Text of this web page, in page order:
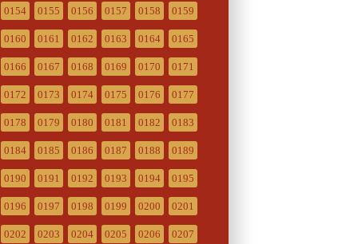
0154 0155 0156 0157 0158 0159
0160 0161 0162 0163 0164 0165
0166 0167 0168 0169 0170 0171
0172 0173 0174 0175 0176 0177
0178 0179 0180 0181 0182 0183
0184 0185 0186 0187 0188 0189
0190 0191 0192 0193 0194 0195
0196 0197 0198 0199 0200 0201
0202 0203 0204 0205 0206 0207